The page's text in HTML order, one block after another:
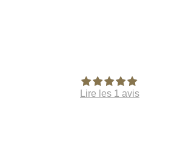
Lire les 1 avis